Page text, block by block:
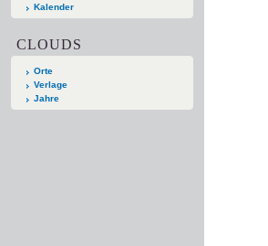
Kalender
CLOUDS
Orte
Verlage
Jahre